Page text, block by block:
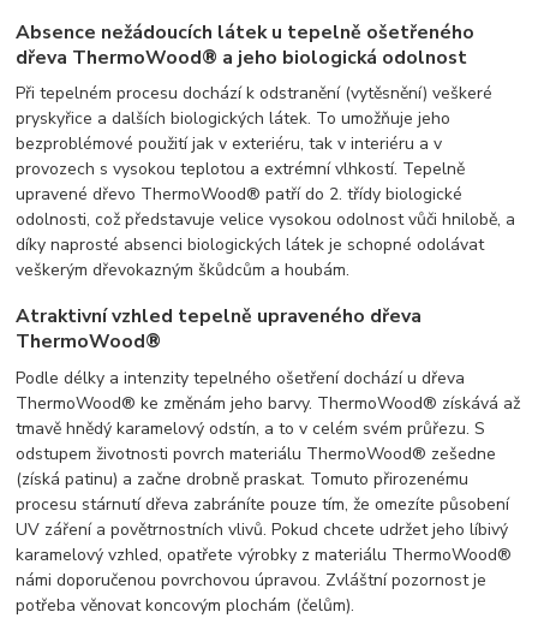
Absence nežádoucích látek u tepelně ošetřeného
dřeva ThermoWood® a jeho biologická odolnost
Při tepelném procesu dochází k odstranění (vytěsnění) veškeré
pryskyřice a dalších biologických látek. To umožňuje jeho
bezproblémové použití jak v exteriéru, tak v interiéru a v
provozech s vysokou teplotou a extrémní vlhkostí. Tepelně
upravené dřevo ThermoWood® patří do 2. třídy biologické
odolnosti, což představuje velice vysokou odolnost vůči hnilobě, a
díky naprosté absenci biologických látek je schopné odolávat
veškerým dřevokazným škůdcům a houbám.
Atraktivní vzhled tepelně upraveného dřeva
ThermoWood®
Podle délky a intenzity tepelného ošetření dochází u dřeva
ThermoWood® ke změnám jeho barvy. ThermoWood® získává až
tmavě hnědý karamelový odstín, a to v celém svém průřezu. S
odstupem životnosti povrch materiálu ThermoWood® zešedne
(získá patinu) a začne drobně praskat. Tomuto přirozenému
procesu stárnutí dřeva zabráníte pouze tím, že omezíte působení
UV záření a povětrnostních vlivů. Pokud chcete udržet jeho líbivý
karamelový vzhled, opatřete výrobky z materiálu ThermoWood®
námi doporučenou povrchovou úpravou. Zvláštní pozornost je
potřeba věnovat koncovým plochám (čelům).